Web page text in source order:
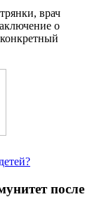
врач
о
после